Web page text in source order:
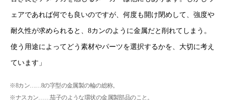
ェアであれば何でも良いのですが、何度も開け閉めして、強度や
耐久性が求められると、8カンのように金属だと削れてしまう。
使う用途によってどう素材やパーツを選択するかを、大切に考え
ています」
※8カン……8の字型の金属製の輪の総称。
※ナスカン……茄子のような環状の金属製部品のこと。